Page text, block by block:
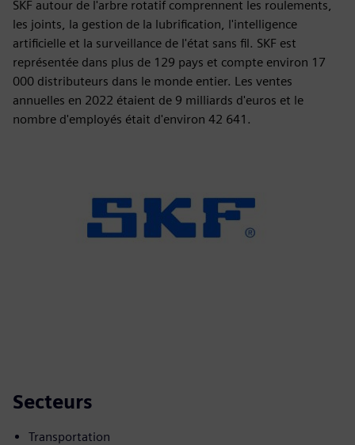
SKF autour de l'arbre rotatif comprennent les roulements,
les joints, la gestion de la lubrification, l'intelligence
artificielle et la surveillance de l'état sans fil. SKF est
représentée dans plus de 129 pays et compte environ 17
000 distributeurs dans le monde entier. Les ventes
annuelles en 2022 étaient de 9 milliards d'euros et le
nombre d'employés était d'environ 42 641.
Secteurs
Transportation